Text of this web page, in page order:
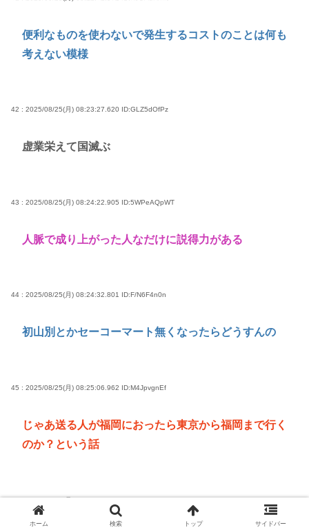
便利なものを使わないで発生するコストのことは何も
考えない模様
42 : 2025/08/25(月) 08:23:27.620 ID:GLZ5dOfPz
虚業栄えて国滅ぶ
43 : 2025/08/25(月) 08:24:22.905 ID:5WPeAQpWT
人脈で成り上がった人なだけに説得力がある
44 : 2025/08/25(月) 08:24:32.801 ID:F/N6F4n0n
初山別とかセーコーマート無くなったらどうすんの
45 : 2025/08/25(月) 08:25:06.962 ID:M4JpvgnEf
じゃあ送る人が福岡におったら東京から福岡まで行く
のか？という話
58 : 2025/08/25(月) 08:28:56.883ID:KkC.3LqKu
ホーム 検索 トップ サイドバー